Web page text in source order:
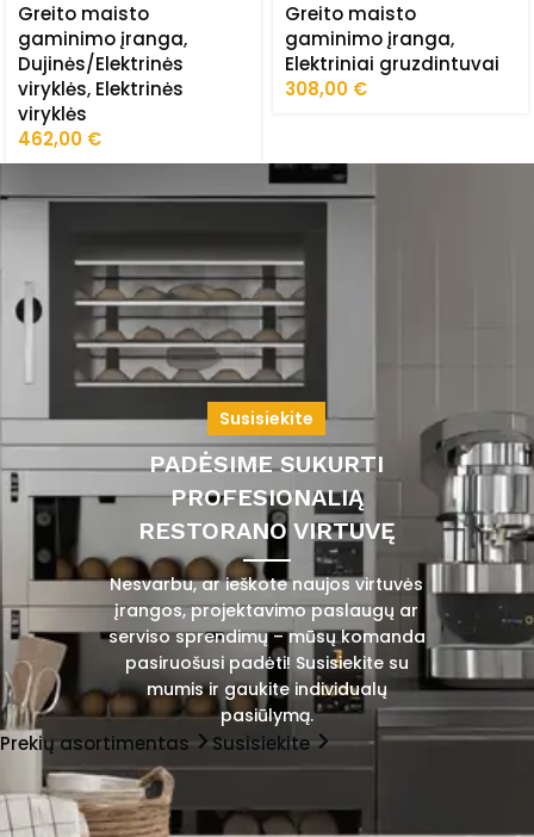
Greito maisto
gaminimo įranga,
Dujinės/Elektrinės
viryklės, Elektrinės
viryklės
462,00 €
Greito maisto
gaminimo įranga,
Elektriniai gruzdintuvai
308,00 €
Susisiekite
PADĖSIME SUKURTI
PROFESIONALIĄ
RESTORANO VIRTUVĘ
Nesvarbu, ar ieškote naujos virtuvės
įrangos, projektavimo paslaugų ar
serviso sprendimų – mūsų komanda
pasiruošusi padėti! Susisiekite su
mumis ir gaukite individualų
pasiūlymą.
Prekių asortimentas Susisiekite